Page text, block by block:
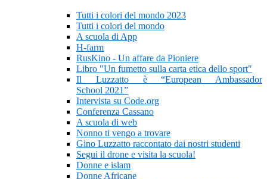
Tutti i colori del mondo 2023
Tutti i colori del mondo
A scuola di App
H-farm
RusKino - Un affare da Pioniere
Libro "Un fumetto sulla carta etica dello sport"
Il Luzzatto è “European Ambassador
School 2021”
Intervista su Code.org
Conferenza Cassano
A scuola di web
Nonno ti vengo a trovare
Gino Luzzatto raccontato dai nostri studenti
Segui il drone e visita la scuola!
Donne e islam
Donne Africane